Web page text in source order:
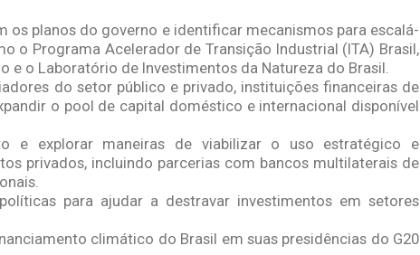
os planos do governo e identificar mecanismos para escalá-
o Programa Acelerador de Transição Industrial (ITA) Brasil,
e o Laboratório de Investimentos da Natureza do Brasil.
do setor público e privado, instituições financeiras de
o pool de capital doméstico e internacional disponível
e explorar maneiras de viabilizar o uso estratégico e
privados, incluindo parcerias com bancos multilaterais de
para ajudar a destravar investimentos em setores
climático do Brasil em suas presidências do G20